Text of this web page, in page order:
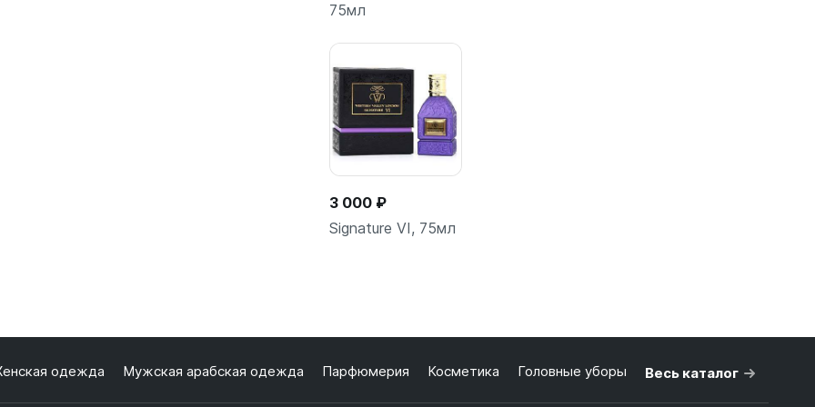
Подробнее
75мл
3 000 ₽
Signature VI, 75мл
одежда Мужская арабская одежда Парфюмерия Косметика Головные уборы Весь каталог